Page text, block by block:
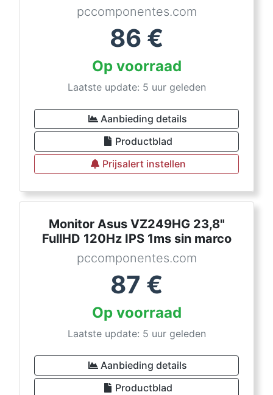
pccomponentes.com
86 €
Op voorraad
Laatste update: 5 uur geleden
Aanbieding details
Productblad
Prijsalert instellen
Monitor Asus VZ249HG 23,8"
FullHD 120Hz IPS 1ms sin marco
pccomponentes.com
87 €
Op voorraad
Laatste update: 5 uur geleden
Aanbieding details
Productblad